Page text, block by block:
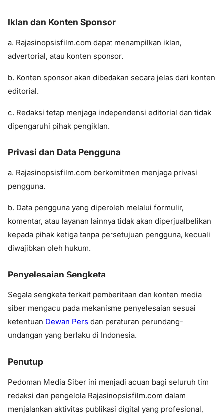
Iklan dan Konten Sponsor
a. Rajasinopsisfilm.com dapat menampilkan iklan,
advertorial, atau konten sponsor.
b. Konten sponsor akan dibedakan secara jelas dari konten
editorial.
c. Redaksi tetap menjaga independensi editorial dan tidak
dipengaruhi pihak pengiklan.
Privasi dan Data Pengguna
a. Rajasinopsisfilm.com berkomitmen menjaga privasi
pengguna.
b. Data pengguna yang diperoleh melalui formulir,
komentar, atau layanan lainnya tidak akan diperjualbelikan
kepada pihak ketiga tanpa persetujuan pengguna, kecuali
diwajibkan oleh hukum.
Penyelesaian Sengketa
Segala sengketa terkait pemberitaan dan konten media
siber mengacu pada mekanisme penyelesaian sesuai
ketentuan Dewan Pers dan peraturan perundang-
undangan yang berlaku di Indonesia.
Penutup
Pedoman Media Siber ini menjadi acuan bagi seluruh tim
redaksi dan pengelola Rajasinopsisfilm.com dalam
menjalankan aktivitas publikasi digital yang profesional,